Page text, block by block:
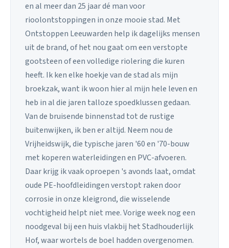
en al meer dan 25 jaar dé man voor
rioolontstoppingen in onze mooie stad. Met
Ontstoppen Leeuwarden help ik dagelijks mensen
uit de brand, of het nou gaat om een verstopte
gootsteen of een volledige riolering die kuren
heeft. Ik ken elke hoekje van de stad als mijn
broekzak, want ik woon hier al mijn hele leven en
heb in al die jaren talloze spoedklussen gedaan.
Van de bruisende binnenstad tot de rustige
buitenwijken, ik ben er altijd. Neem nou de
Vrijheidswijk, die typische jaren '60 en '70-bouw
met koperen waterleidingen en PVC-afvoeren.
Daar krijg ik vaak oproepen 's avonds laat, omdat
oude PE-hoofdleidingen verstopt raken door
corrosie in onze kleigrond, die wisselende
vochtigheid helpt niet mee. Vorige week nog een
noodgeval bij een huis vlakbij het Stadhouderlijk
Hof, waar wortels de boel hadden overgenomen.